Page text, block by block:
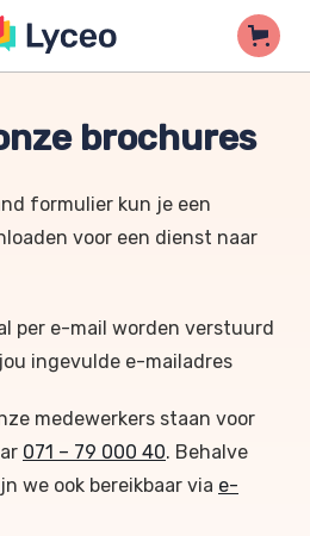
brochures
formulier kun je een
voor een dienst naar
per e-mail worden verstuurd
ingevulde e-mailadres
medewerkers staan voor
071 – 79 000 40. Behalve
we ook bereikbaar via e-